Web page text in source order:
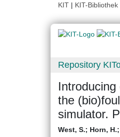
KIT | KIT-Bibliothek
Repository
the
simulator.
West, S.; Horn, H.;